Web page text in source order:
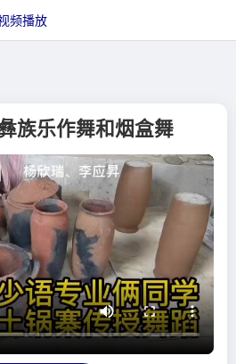
频播放
族乐作舞和烟盒舞